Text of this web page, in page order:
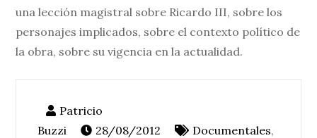
una lección magistral sobre Ricardo III, sobre los
personajes implicados, sobre el contexto político de
la obra, sobre su vigencia en la actualidad.
28/08/2012 Documentales,